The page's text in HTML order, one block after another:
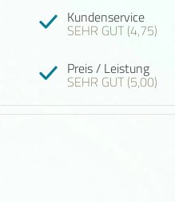
Kundenservice
SEHR GUT (4,75)
Preis / Leistung
SEHR GUT (5,00)
05.08.2026
Empfehlung! 4 von